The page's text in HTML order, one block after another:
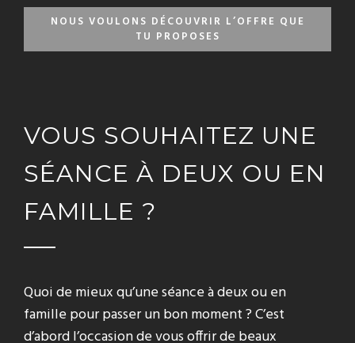
NOUS VOULONS DÉCOUVRIR L’OFFRE QUE
TU PROPOSES
VOUS SOUHAITEZ UNE
SÉANCE À DEUX OU EN
FAMILLE ?
Quoi de mieux qu’une séance à deux ou en
famille pour passer un bon moment ? C’est
d’abord l’occasion de vous offrir de beaux